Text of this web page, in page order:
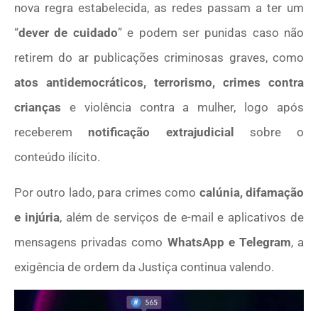
nova regra estabelecida, as redes passam a ter um
“dever de cuidado” e podem ser punidas caso não
retirem do ar publicações criminosas graves, como
atos antidemocráticos, terrorismo, crimes contra
crianças e violência contra a mulher, logo após
receberem notificação extrajudicial
sobre o
conteúdo ilícito.
Por outro lado, para crimes como calúnia, difamação
e injúria, além de serviços de e-mail e aplicativos de
mensagens privadas como WhatsApp e Telegram, a
exigência de ordem da Justiça continua valendo.